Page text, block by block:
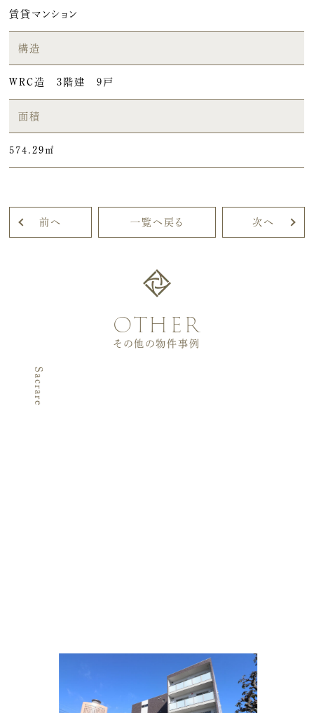
賃貸マンション
構造
WRC造 3階建 9戸
面積
574.29㎡
前へ 一覧へ戻る 次へ
other
その他の物件事例
Sacrare